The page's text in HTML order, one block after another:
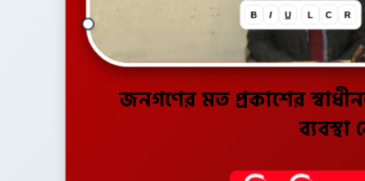
জনগণের মত প্রকাশের
ব্যবস্থা
B I U L C R